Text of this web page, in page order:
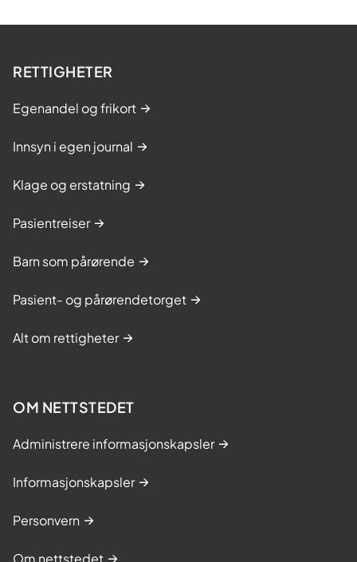
RETTIGHETER
Egenandel og frikort
Innsyn i egen journal
Klage og erstatning
Pasientreiser
Barn som pårørende
Pasient- og pårørendetorget
Alt om rettigheter
OM NETTSTEDET
Administrere informasjonskapsler
Informasjonskapsler
Personvern
Om nettstedet